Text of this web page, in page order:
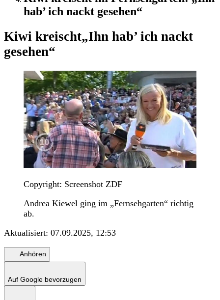
hab’ ich nackt gesehen“
Kiwi kreischt„Ihn hab’ ich nackt
gesehen“
Copyright: Screenshot ZDF
Andrea Kiewel ging im „Fernsehgarten“ richtig
ab.
Aktualisiert: 07.09.2025, 12:53
Anhören
Auf Google bevorzugen